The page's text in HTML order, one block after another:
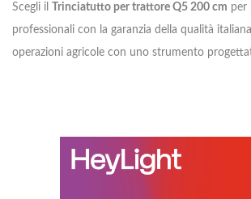
Scegli il Trinciatutto per trattore Q5 200 cm per
professionali con la garanzia della qualità
operazioni agricole con uno strumento